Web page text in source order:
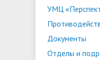
•
•
УМЦ
Документы
Отделы и